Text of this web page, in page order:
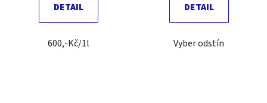
DETAIL
600,-Kč/1l
DETAIL
Vyber odstín